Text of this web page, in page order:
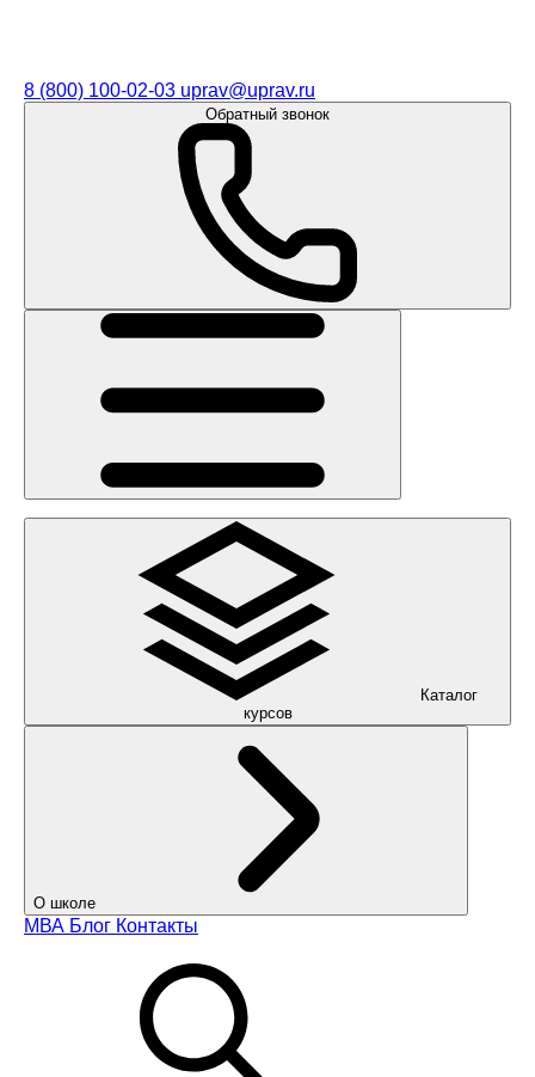
8 (800) 100-02-03 uprav@uprav.ru
Обратный звонок
Каталог
курсов
О школе
МВА Блог Контакты